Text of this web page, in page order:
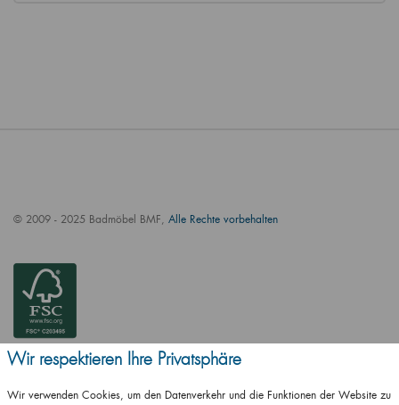
© 2009 - 2025 Badmöbel BMF, Alle Rechte vorbehalten
Wir respektieren Ihre Privatsphäre
Wir verwenden Cookies, um den Datenverkehr und die Funktionen der Website zu